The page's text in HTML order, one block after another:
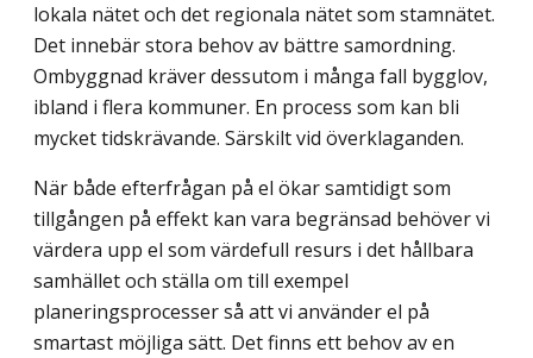
lokala nätet och det regionala nätet som stamnätet.
Det innebär stora behov av bättre samordning.
Ombyggnad kräver dessutom i många fall bygglov,
ibland i flera kommuner. En process som kan bli
mycket tidskrävande. Särskilt vid överklaganden.
När både efterfrågan på el ökar samtidigt som
tillgången på effekt kan vara begränsad behöver vi
värdera upp el som värdefull resurs i det hållbara
samhället och ställa om till exempel
planeringsprocesser så att vi använder el på
smartast möjliga sätt. Det finns ett behov av en